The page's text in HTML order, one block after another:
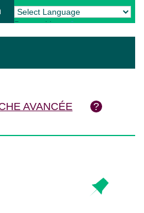
Powered by Translate
AVANCÉE